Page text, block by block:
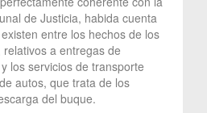
de Justicia, habida cuenta
entre los hechos de los
a entregas de
los servicios de transporte
autos, que trata de los
del buque.